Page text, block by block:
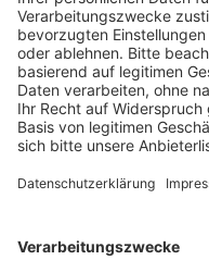
Anzeige
Demnach gilt künftig,
Jahren keine FFP2-
sie reicht die blaue
Bundesgesetzblatt
Zudem stimmte der